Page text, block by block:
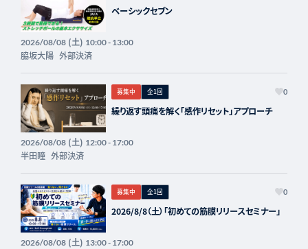
ベーシックセブン
2026/08/08(土) 10:00 - 13:00
脇坂大陽 外部決済
募集中 全1回 0
繰り返す頭痛を解く「感作リセット」アプローチ
2026/08/08(土) 12:00 - 17:00
半田瞳 外部決済
募集中 全1回 0
2026/8/8（土）「初めての筋膜リリースセミナー」
2026/08/08(土) 13:00 - 17:00